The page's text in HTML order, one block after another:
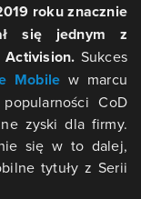
roku znacznie
się jednym z
Activision. Sukces
Mobile w marcu
CoD
zyski dla firmy.
się w to dalej,
tytuły z Serii